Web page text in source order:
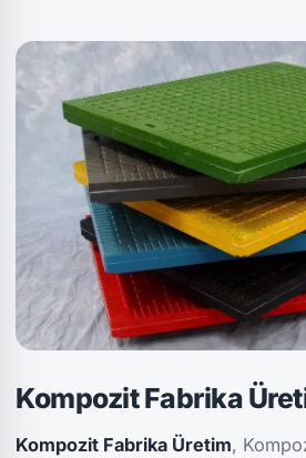
Kompozit Fabrika
Kompozit Fabrika Üretim,